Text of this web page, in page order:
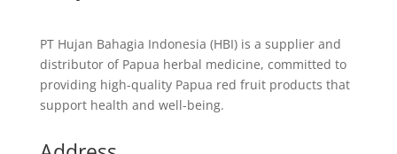
PT Hujan Bahagia Indonesia (HBI) is a supplier and
distributor of Papua herbal medicine, committed to
providing high-quality Papua red fruit products that
support health and well-being.